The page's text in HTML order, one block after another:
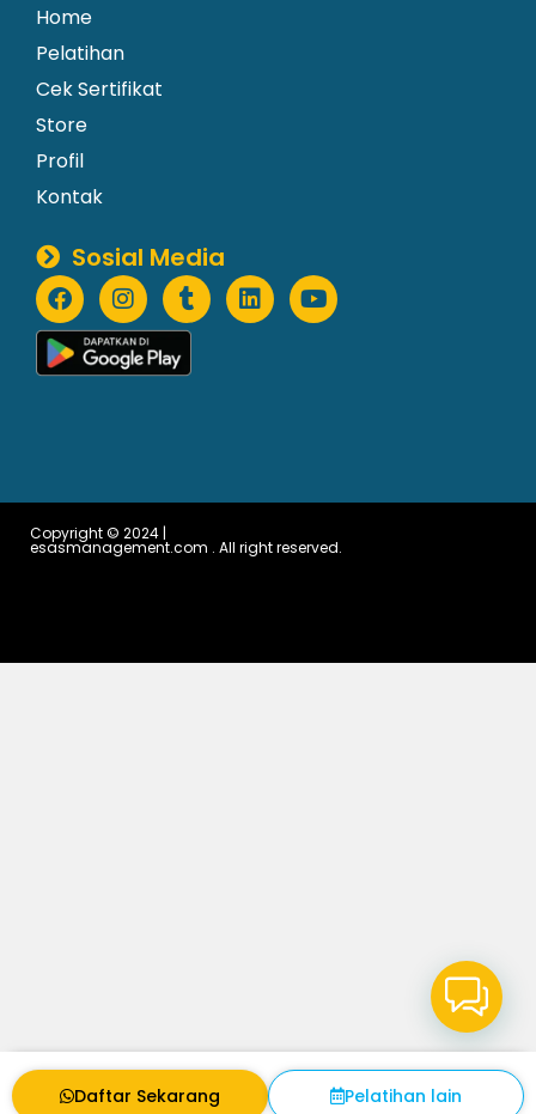
Daftar Sekarang Pelatihan lain
Home
Pelatihan
Cek Sertifikat
Store
Profil
Kontak
Sosial Media
Copyright © 2024 |
esasmanagement.com . All right reserved.